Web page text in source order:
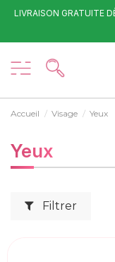
LIVRAISON GRATUITE
Accueil Visage Yeux
Yeux
Filtrer